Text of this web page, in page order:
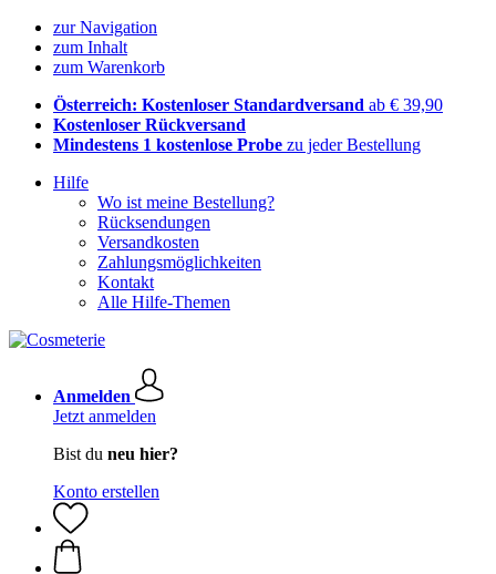
zur Navigation
zum Inhalt
zum Warenkorb
Österreich: Kostenloser Standardversand ab € 39,90
Kostenloser Rückversand
Mindestens 1 kostenlose Probe zu jeder Bestellung
Hilfe
Wo ist meine Bestellung?
Rücksendungen
Versandkosten
Zahlungsmöglichkeiten
Kontakt
Alle Hilfe-Themen
Anmelden
Jetzt anmelden
Bist du neu hier?
Konto erstellen